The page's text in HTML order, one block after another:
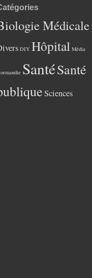
Médicale
DIY Hôpital Média
SantéSanté
Sciences